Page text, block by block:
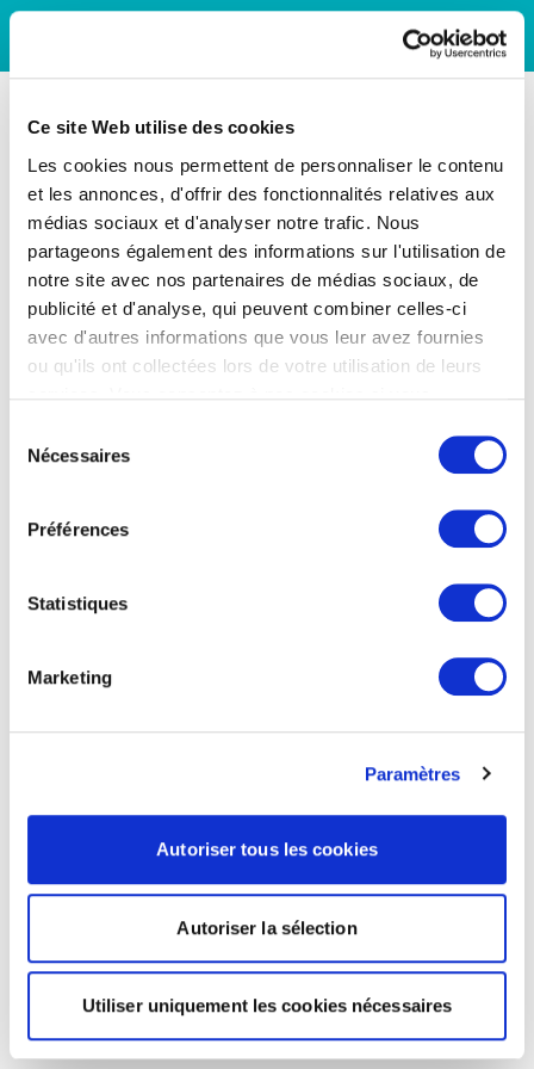
Ce site Web utilise des cookies
Les cookies nous permettent de personnaliser le contenu
et les annonces, d'offrir des fonctionnalités relatives aux
médias sociaux et d'analyser notre trafic. Nous
partageons également des informations sur l'utilisation de
notre site avec nos partenaires de médias sociaux, de
publicité et d'analyse, qui peuvent combiner celles-ci
avec d'autres informations que vous leur avez fournies
ou qu'ils ont collectées lors de votre utilisation de leurs
Nécessaires
Préférences
Statistiques
Marketing
Paramètres
Autoriser tous les cookies
Autoriser la sélection
Utiliser uniquement les cookies nécessaires